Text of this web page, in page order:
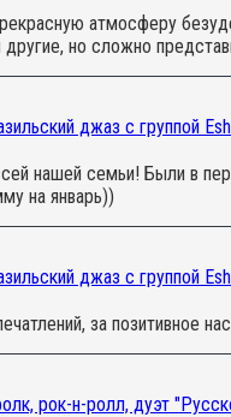
атмосферу
но сложно
джаз с группой Esh
нашей семьи! Были в
на январь))
джаз с группой Esh
за позитивное
рок-н-ролл, дуэт